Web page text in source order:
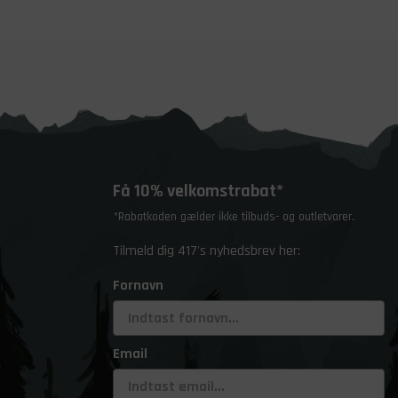
Få 10% velkomstrabat*
*Rabatkoden gælder ikke tilbuds- og outletvarer.
Tilmeld dig 417's nyhedsbrev her:
Fornavn
Email